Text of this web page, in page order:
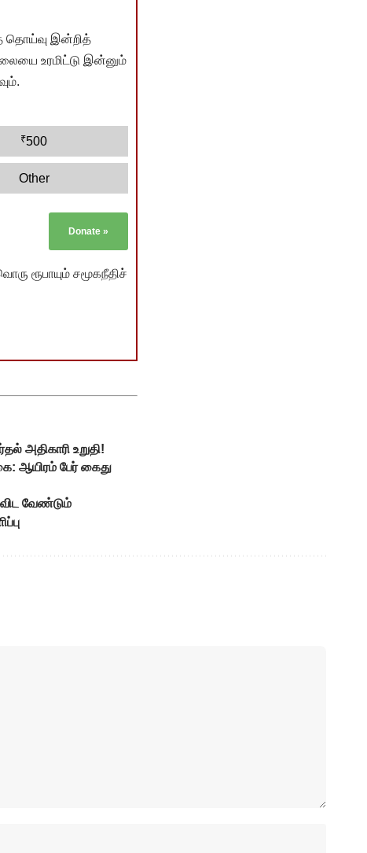
தொய்வு இன்றித்
உரமிட்டு இன்னும்
₹500
Other
Donate »
ரூபாயும் சமூகநீதிச்
அதிகாரி உறுதி!
ஆயிரம் பேர் கைது
வேண்டும்